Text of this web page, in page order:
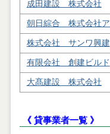
成田建設 株式会社
朝日綜合 株式会社ア
株式会社 サンワ興建
有限会社 創建ビルド
大髙建設 株式会社
《 貸事業者一覧 》